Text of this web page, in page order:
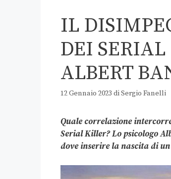
IL
DEI SERIAL
ALBERT
12 Gennaio 2023 diSergio Fanelli
Quale correlazione
Serial Killer? Lo psicologo
dove inserire la nascita di